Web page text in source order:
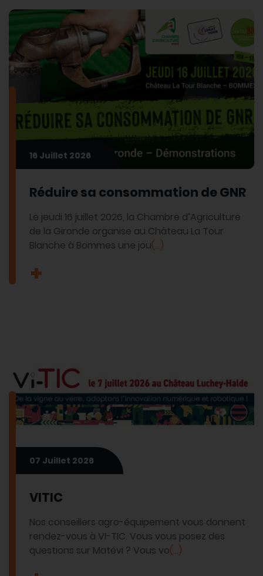
16 Juillet 2026
Réduire sa consommation de GNR
Le jeudi 16 juillet 2026, la Chambre d’Agriculture
de la Gironde organise au Château La Tour
Blanche à Bommes une jou(...)
07 Juillet 2026
VITIC
Nos conseillers agro-équipement vous donnent
rendez-vous à VI-TIC. Vous vous posez des
questions sur Matévi ? Vous vo(...)